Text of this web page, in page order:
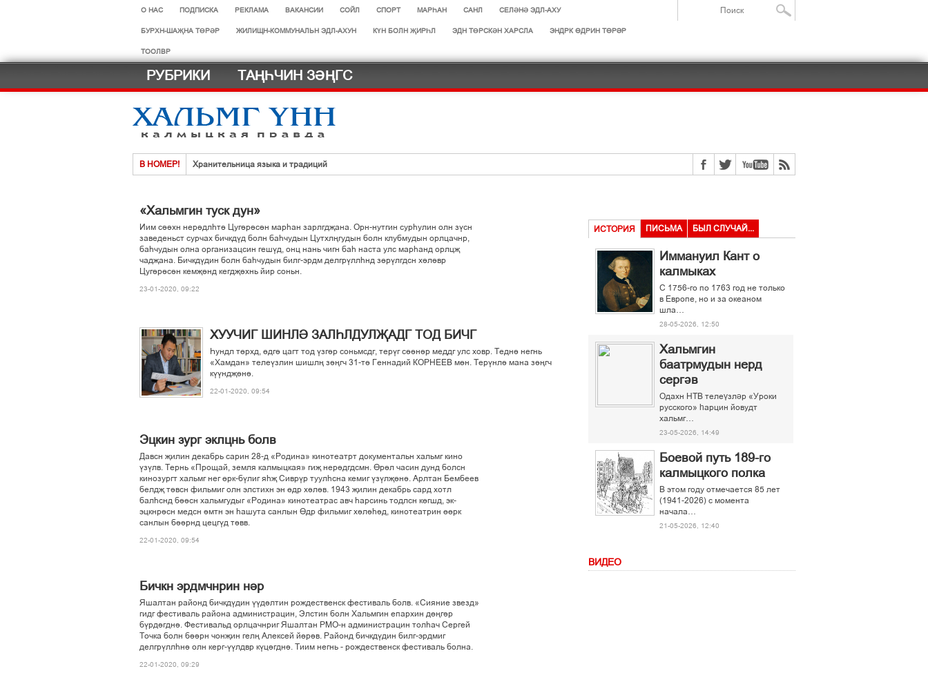
О НАС ПОДПИСКА РЕКЛАМА ВАКАНСИИ СОЙЛ СПОРТ МАРЄАН САНЛ СЕЛӘНӘ ЭДЛ-АХУ
БУРХН-ШАҖНА ТӨРӘР ЖИЛИЩН-КОММУНАЛЬН ЭДЛ-АХУН КҮН БОЛН ҖИРҺЛ ЭДН ТӨРСКӘН ХАРСЛА ЭНДРК ҐДРИН ТҐРІР
ТООЛВР
РУБРИКИ ТАҢҺЧИН ЗӘҢГС
В НОМЕР! Хранительница языка и традиций
Көдәрҗәдг һазрт олзлх урһмл
Хальмг эмчнрин ач-тусинь үнләд
Селәдт ирх сойлын земск көдләчнр
МАСТЕР-КЛАСС ДЛЯ ФИГУРИСТОК
«Хальмгин туск дун»
Иим сііхн нерідлєті Цугірісін марєан зарлгдљана. Орн-нутгин сурєулин олн зўсн
заведеньст сурчах бичкдўд болн баєчудын Цутхлњгудын болн клубмудын орлцачнр,
баєчудын олна организацсин гешўд, онц нань чигн бає наста улс марєанд орлцљ
чадљана. Бичкдўдин болн баєчудын билг-эрдм делгрўллєнд зґрўлгдсн хілівр
Цугірісін кемљінд кегдљіхнь йир соньн.
23-01-2020, 09:22
ХУУЧИГ ШИНЛІ ЗАЛЄЛДУЛЉАДГ ТОД БИЧГ
Єундл тґрхд, ґдгі цагт тод ўзгір соньмсдг, терўг сіінір меддг улс ховр. Тедні негнь
«Хамдан» телеўзлин шишлњ зіњгч 31-ті Геннадий КОРНЕЕВ мґн. Терўнлі мана зіњгч
кўўндљіні.
22-01-2020, 09:54
Эцкин зург эклцнь болв
Давсн љилин декабрь сарин 28-д «Родина» кинотеатрт документальн хальмг кино
ўзўлв. Тернь «Прощай, земля калмыцкая» гиљ нерідгдсмн. Ґріл часин дунд болсн
кинозургт хальмг нег ґрк-бўлиг яєљ Сиврўр туулєсна кемиг ўзўлљіні. Арлтан Бембеев
белдљ тівсн фильмиг олн элстихн эн ґдр хілів. 1943 љилин декабрь сард хотл
балєснд біісн хальмгудыг «Родина» кинотеатрас авч єарсинь тодлсн кґгшд, эк-
эцкнрісн медсн імтн эн єашута санлын Ґдр фильмиг хілієід, кинотеатрин ґґрк
санлын біірнд цецгўд тівв.
22-01-2020, 09:54
Бичкн эрдмчнрин нір
Яшалтан районд бичкдўдин ўўділтин рождественск фестиваль болв. «Сияние звезд»
гидг фестиваль района администрацин, Элстин болн Хальмгин епархин дґњгір
бўрдігдні. Фестивальд орлцачнриг Яшалтан РМО-н администрацин толєач Сергей
Точка болн біірн чонљин гелњ Алексей йґрів. Районд бичкдўдин билг-эрдмиг
делгрўллєні олн керг-ўўлдвр кўцігдні. Тиим негнь - рождественск фестиваль болна.
22-01-2020, 09:29
ИСТОРИЯ ПИСЬМА БЫЛ СЛУЧАЙ...
Иммануил Кант о
калмыках
С 1756-го по 1763 год не только
в Европе, но и за океаном
шла…
28-05-2026, 12:50
Хальмгин
баатрмудын нерд
сергәв
Одахн НТВ телеүзләр «Уроки
русского» һарцин йовудт
хальмг…
23-05-2026, 14:49
Боевой путь 189-го
калмыцкого полка
В этом году отмечается 85 лет
(1941-2026) с момента
начала…
21-05-2026, 12:40
ВИДЕО